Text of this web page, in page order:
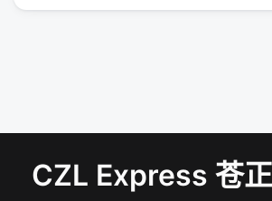
CZL Express 苍